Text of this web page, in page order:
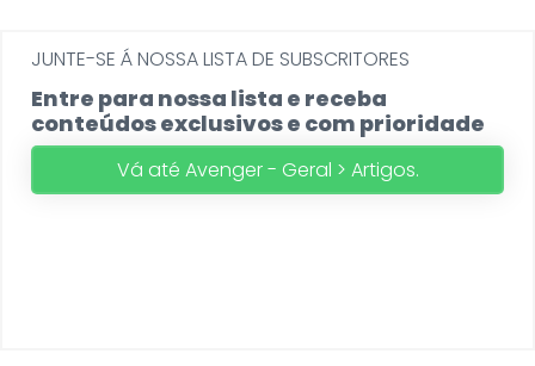
JUNTE-SE Á NOSSA LISTA DE SUBSCRITORES
Entre para nossa lista e receba
conteúdos exclusivos e com prioridade
Vá até Avenger - Geral > Artigos.